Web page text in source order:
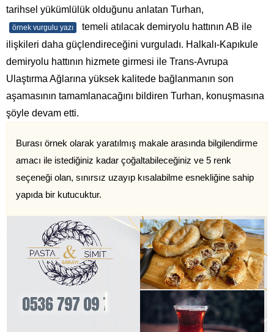
tarihsel yükümlülük olduğunu anlatan Turhan,
örnek vurgulu yazı
temeli atılacak demiryolu hattının AB ile
ilişkileri daha güçlendireceğini vurguladı. Halkalı-Kapıkule
demiryolu hattının hizmete girmesi ile Trans-Avrupa
Ulaştırma Ağlarına yüksek kalitede bağlanmanın son
aşamasının tamamlanacağını bildiren Turhan, konuşmasına
şöyle devam etti.
Burası örnek olarak yaratılmış makale arasında bilgilendirme
amacı ile istediğiniz kadar çoğaltabileceğiniz ve 5 renk
seçeneği olan, sınırsız uzayıp kısalabilme esnekliğine sahip
yapıda bir kutucuktur.